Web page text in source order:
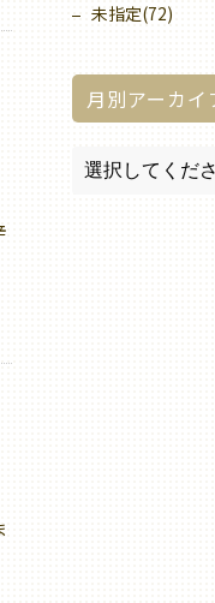
未指定(72)
月別アーカイ